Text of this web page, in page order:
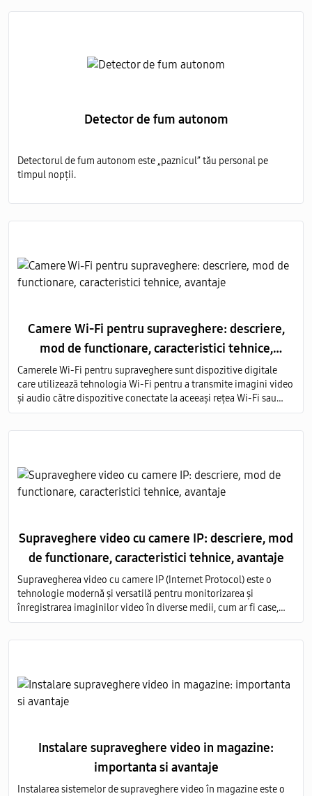
Detector de fum autonom
Detectorul de fum autonom este „paznicul” tău personal pe
timpul nopții.
Camere Wi-Fi pentru supraveghere: descriere,
mod de functionare, caracteristici tehnice,
avantaje
Camerele Wi-Fi pentru supraveghere sunt dispozitive digitale
care utilizează tehnologia Wi-Fi pentru a transmite imagini video
și audio către dispozitive conectate la aceeași rețea Wi-Fi sau
prin intermediul internetului.
Supraveghere video cu camere IP: descriere, mod
de functionare, caracteristici tehnice, avantaje
Supravegherea video cu camere IP (Internet Protocol) este o
tehnologie modernă și versatilă pentru monitorizarea și
înregistrarea imaginilor video în diverse medii, cum ar fi case,
birouri, clădiri comerciale, instituții publice și industriale.
Instalare supraveghere video in magazine:
importanta si avantaje
Instalarea sistemelor de supraveghere video în magazine este o